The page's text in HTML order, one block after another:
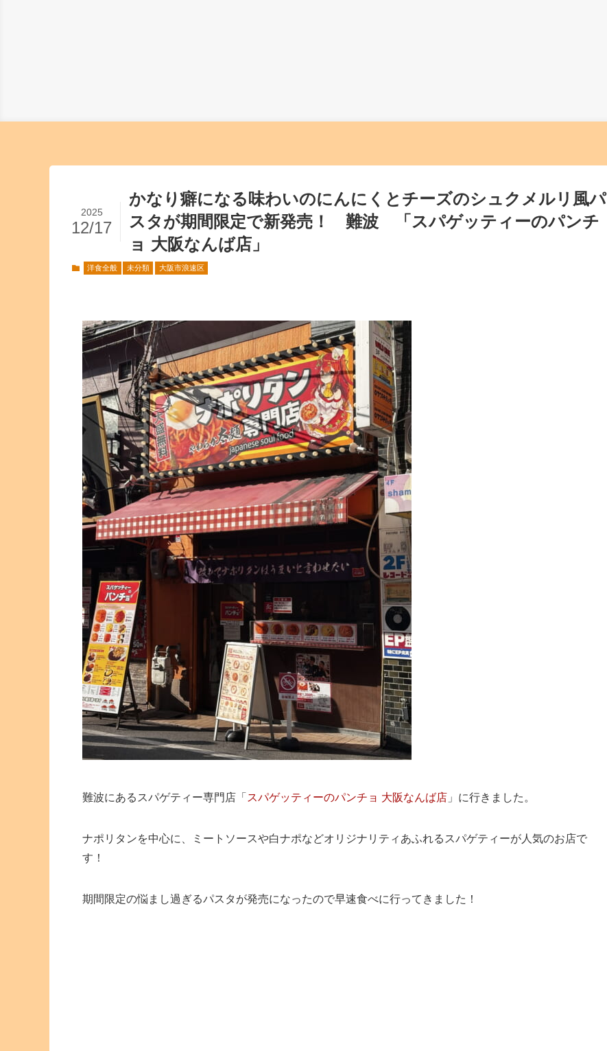
かなり癖になる味わいのにんにくとチーズのシュクメルリ風パ
スタが期間限定で新発売！ 難波 「スパゲッティーのパンチ
ョ 大阪なんば店」
2025
12/17
洋食全般 未分類 大阪市浪速区
難波にあるスパゲティー専門店「 スパゲッティーのパンチョ 大阪なんば店 」に行きました。
ナポリタンを中心に、ミートソースや白ナポなどオリジナリティあふれるスパゲティーが人気のお店で
す！
期間限定の悩まし過ぎるパスタが発売になったので早速食べに行ってきました！